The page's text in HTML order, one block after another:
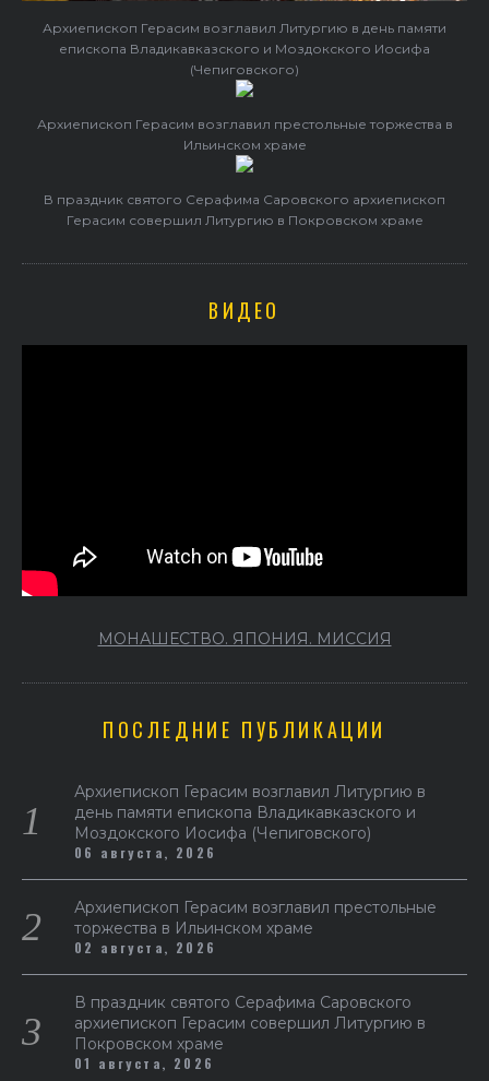
Архиепископ Герасим возглавил Литургию в день памяти
епископа Владикавказского и Моздокского Иосифа
(Чепиговского)
Архиепископ Герасим возглавил престольные торжества в
Ильинском храме
В праздник святого Серафима Саровского архиепископ
Герасим совершил Литургию в Покровском храме
ВИДЕО
МОНАШЕСТВО. ЯПОНИЯ. МИССИЯ
ПОСЛЕДНИЕ ПУБЛИКАЦИИ
Архиепископ Герасим возглавил Литургию в
день памяти епископа Владикавказского и
Моздокского Иосифа (Чепиговского)
06 августа, 2026
Архиепископ Герасим возглавил престольные
торжества в Ильинском храме
02 августа, 2026
В праздник святого Серафима Саровского
архиепископ Герасим совершил Литургию в
Покровском храме
01 августа, 2026